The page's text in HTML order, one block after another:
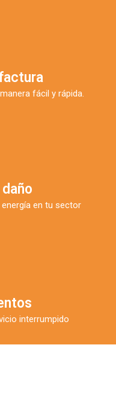
fácil y rápida.
en tu sector
interrumpido